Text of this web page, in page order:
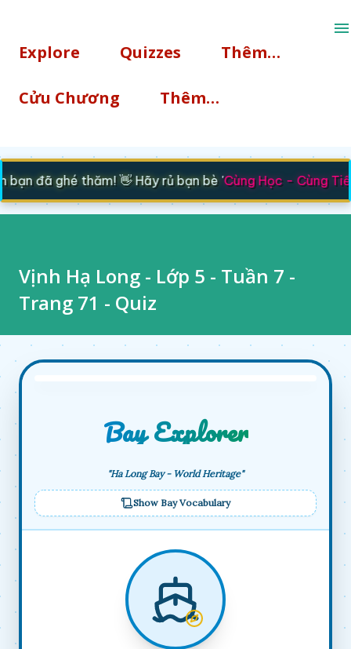
Explore Quizzes Thêm…
Cửu Chương Thêm…
đã ghé thăm! 👋 Hãy rủ bạn bè 'Cùng Học - Cùng Tiến
Vịnh Hạ Long - Lớp 5 - Tuần 7 -
Trang 71 - Quiz
Bay Explorer
"Ha Long Bay - World Heritage"
Show Bay Vocabulary